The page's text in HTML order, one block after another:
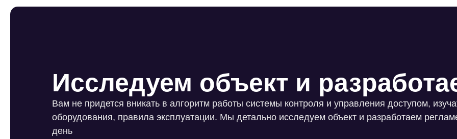
Исследуем объект и
Вам не придется вникать в алгоритм работы системы контроля и управления доступом,
оборудования, правила эксплуатации. Мы детально исследуем объект и разработаем
день